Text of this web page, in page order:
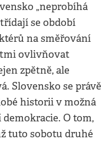
„neprobíhá
se období
na směřování
ovlivňovat
zpětně, ale
Slovensko se právě
historii v možná
O tom,
tuto sobotu druhé